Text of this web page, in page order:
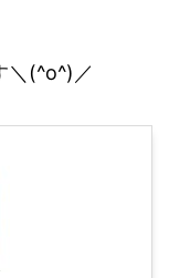
＼(^o^)／